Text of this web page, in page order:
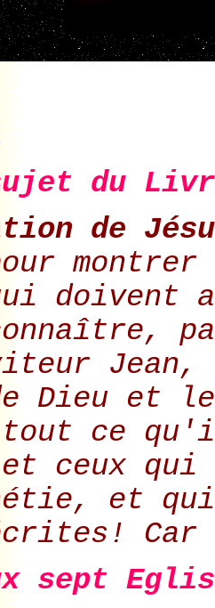
du
de
Dieu et le
ce
ceux qui
et
Car
sept